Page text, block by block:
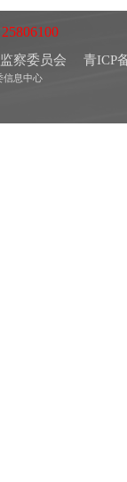
察委员会
青ICP
息中心